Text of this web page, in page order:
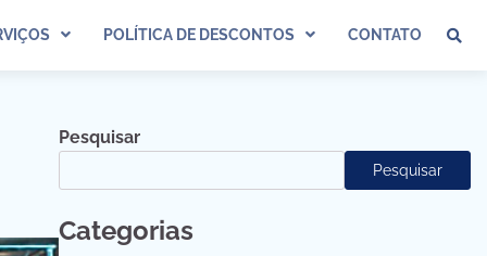
POLÍTICA DE DESCONTOS CONTATO
Pesquisar
Pesquisar
Categorias